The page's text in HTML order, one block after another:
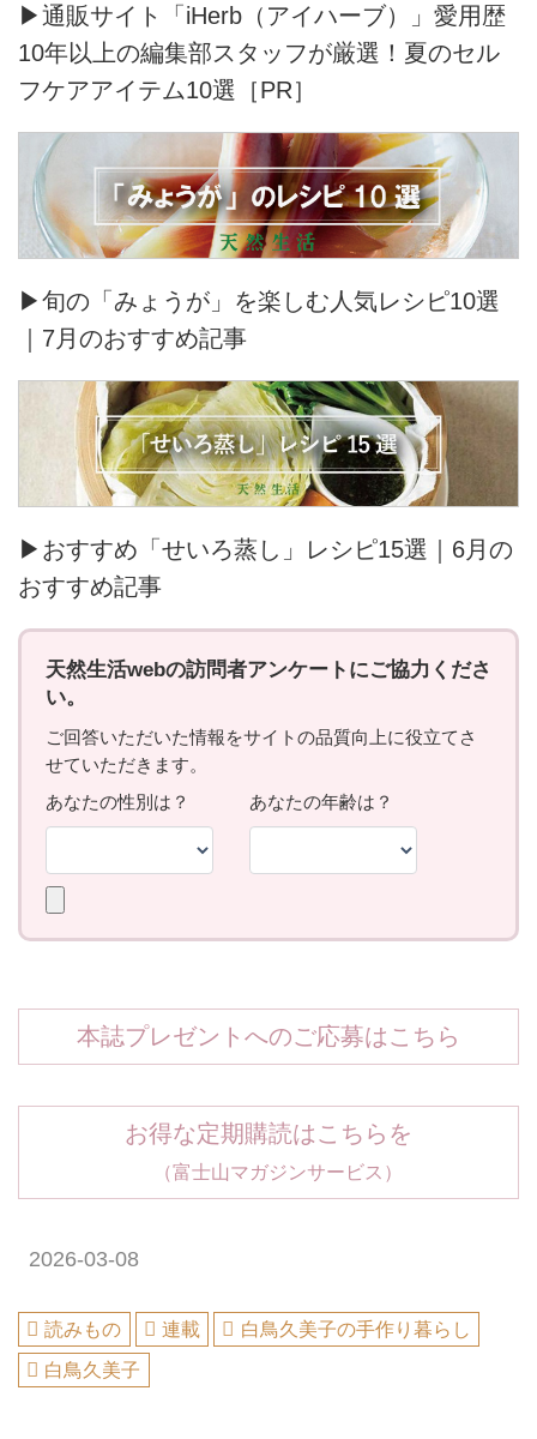
▶通販サイト「iHerb（アイハーブ）」愛用歴
10年以上の編集部スタッフが厳選！夏のセル
フケアアイテム10選［PR］
▶旬の「みょうが」を楽しむ人気レシピ10選
｜7月のおすすめ記事
▶おすすめ「せいろ蒸し」レシピ15選｜6月の
おすすめ記事
本誌プレゼントへのご応募はこちら
お得な定期購読はこちらを
（富士山マガジンサービス）
2026-03-08
読みもの 連載
白鳥久美子の手作り暮らし
白鳥久美子